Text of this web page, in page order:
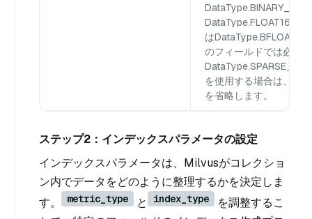
は
のフィールドでは必須
を使用する場合は、こ
を省略します。
ステップ2：インデックスパラメータの設定
インデックスパラメータは、Milvusがコレクショ
ン内でデータをどのように整理するかを決定しま
す。
metric_type と index_type
を調整するこ